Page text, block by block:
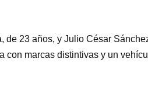
de 23 años, y Julio César
con marcas distintivas y un